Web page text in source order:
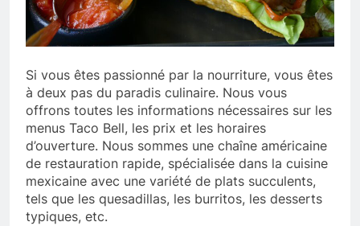
Si vous êtes passionné par la nourriture, vous êtes
à deux pas du paradis culinaire. Nous vous
offrons toutes les informations nécessaires sur les
menus Taco Bell, les prix et les horaires
d’ouverture. Nous sommes une chaîne américaine
de restauration rapide, spécialisée dans la cuisine
mexicaine avec une variété de plats succulents,
tels que les quesadillas, les burritos, les desserts
typiques, etc.